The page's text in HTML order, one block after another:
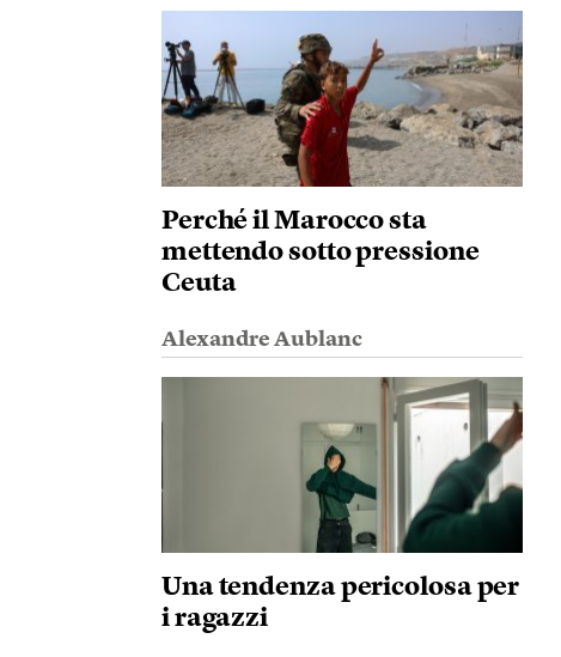
Perché il Marocco sta
mettendo sotto pressione
Ceuta
Alexandre Aublanc
Una tendenza pericolosa per
i ragazzi